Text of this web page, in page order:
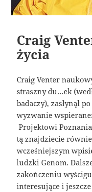
Craig
życia
Craig Venter
straszny du…ek
badaczy), zasłynął
wyzwanie
Projektowi
tą znajdziecie
wcześniejszym
ludzki Genom.
zakończeniu
interesujące i